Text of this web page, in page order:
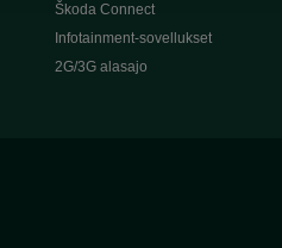
Škoda Connect
Infotainment-sovellukset
2G/3G alasajo